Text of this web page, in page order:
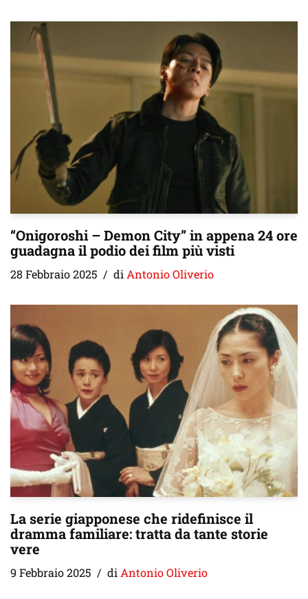
“Onigoroshi – Demon City” in appena 24 ore
guadagna il podio dei film più visti
28 Febbraio 2025 di Antonio Oliverio
La serie giapponese che ridefinisce il
dramma familiare: tratta da tante storie
vere
9 Febbraio 2025 di Antonio Oliverio